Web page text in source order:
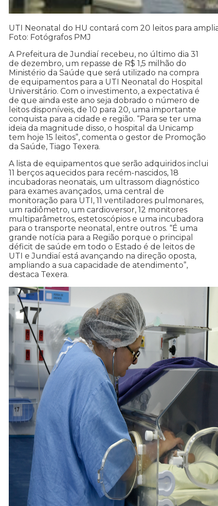
UTI Neonatal do HU contará com 20 leitos para
Foto: Fotógrafos PMJ
A Prefeitura de Jundiaí recebeu, no último dia 31
de dezembro, um repasse de R$ 1,5 milhão do
Ministério da Saúde que será utilizado na compra
de equipamentos para a UTI Neonatal do Hospital
Universitário. Com o investimento, a expectativa é
de que ainda este ano seja dobrado o número de
leitos disponíveis, de 10 para 20, uma importante
conquista para a cidade e região. “Para se ter uma
ideia da magnitude disso, o hospital da Unicamp
tem hoje 15 leitos”, comenta o gestor de Promoção
da Saúde, Tiago Texera.
A lista de equipamentos que serão adquiridos inclui
11 berços aquecidos para recém-nascidos, 18
incubadoras neonatais, um ultrassom diagnóstico
para exames avançados, uma central de
monitoração para UTI, 11 ventiladores pulmonares,
um radiômetro, um cardioversor, 12 monitores
multiparâmetros, estetoscópios e uma incubadora
para o transporte neonatal, entre outros. “É uma
grande notícia para a Região porque o principal
déficit de saúde em todo o Estado é de leitos de
UTI e Jundiaí está avançando na direção oposta,
ampliando a sua capacidade de atendimento”,
destaca Texera.